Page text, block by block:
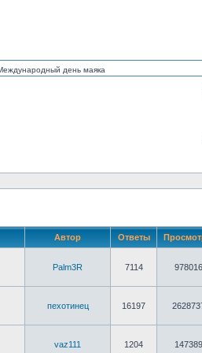
день маяка
Автор Ответы
Palm3R 7114 978016
пехотинец 16197
vaz111 1204 147389